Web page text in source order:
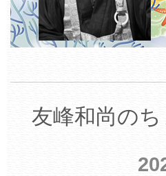
友峰和尚の